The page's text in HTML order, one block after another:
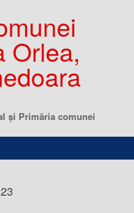
Orlea,
şi Primăria comunei